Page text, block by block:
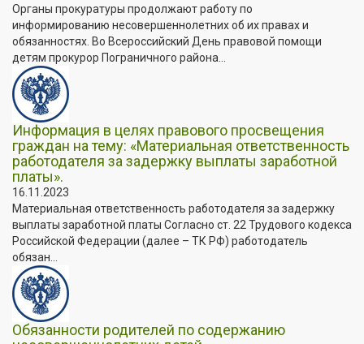
Органы прокуратуры продолжают работу по
информированию несовершеннолетних об их правах и
обязанностях. Во Всероссийский День правовой помощи
детям прокурор Пограничного района...
Информация в целях правового просвещения
граждан на тему: «Материальная ответственность
работодателя за задержку выплаты заработной
платы».
16.11.2023
Материальная ответственность работодателя за задержку
выплаты заработной платы Согласно ст. 22 Трудового кодекса
Российской Федерации (далее – ТК РФ) работодатель
обязан...
Обязанности родителей по содержанию